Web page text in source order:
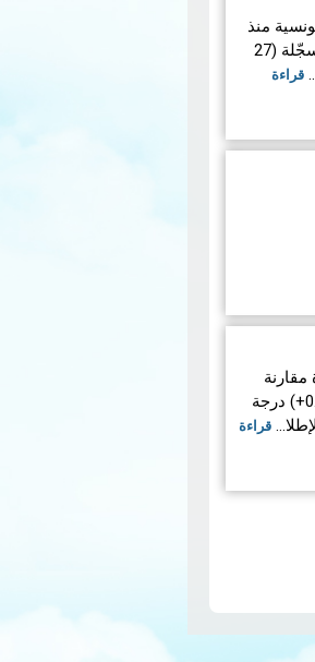
التونسية منذ
عام 1950 حيث تجاوز معدّل متوسط ​​درجات الحرارة المسجّلة (27
قراءة
المعدل المرجعي مع
مرتفعة
مقارنة
بالمعدّل المرجعي (1991-2020) بفارق ضئيل بلغ ( 0.3+) درجة
قراءة